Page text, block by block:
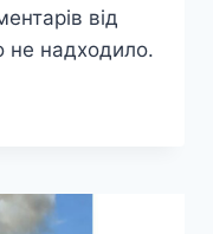
від
не надходило.